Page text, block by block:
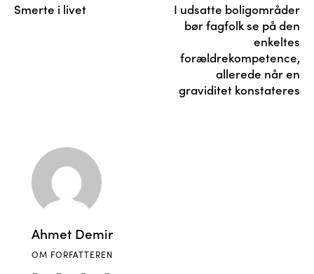
Smerte i livet
I udsatte boligområder
bør fagfolk se på den
enkeltes
forældrekompetence,
allerede når en
graviditet konstateres
Ahmet Demir
OM FORFATTEREN